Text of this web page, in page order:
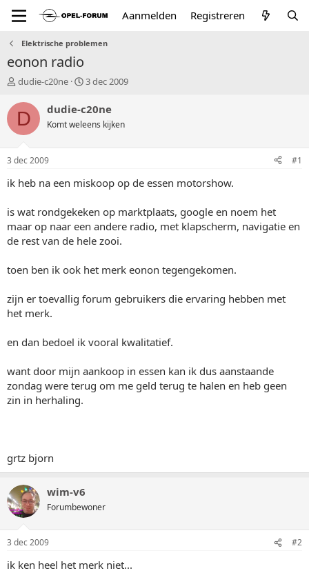
Aanmelden Registreren
Elektrische problemen
eonon radio
T
p
t
a
r
r
dudie-c20ne
S
a
t
u
3 dec 2009
D dudie-c20ne
Komt weleens kijken
3 dec 2009 #1
ik heb na een miskoop op de essen motorshow.
is wat rondgekeken op marktplaats, google en noem het
maar op naar een andere radio, met klapscherm, navigatie en
de rest van de hele zooi.
toen ben ik ook het merk eonon tegengekomen.
zijn er toevallig forum gebruikers die ervaring hebben met
het merk.
en dan bedoel ik vooral kwalitatief.
want door mijn aankoop in essen kan ik dus aanstaande
zondag were terug om me geld terug te halen en heb geen
zin in herhaling.
grtz bjorn
wim-v6
Forumbewoner
3 dec 2009 #2
ik ken heel het merk niet...